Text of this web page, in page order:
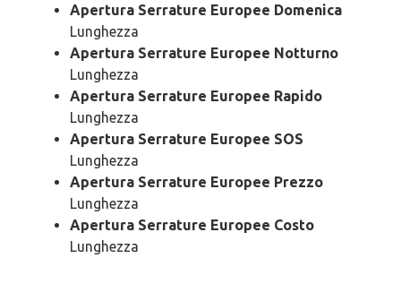
Apertura Serrature Europee Domenica
Lunghezza
Apertura Serrature Europee Notturno
Lunghezza
Apertura Serrature Europee Rapido
Lunghezza
Apertura Serrature Europee SOS
Lunghezza
Apertura Serrature Europee Prezzo
Lunghezza
Apertura Serrature Europee Costo
Lunghezza